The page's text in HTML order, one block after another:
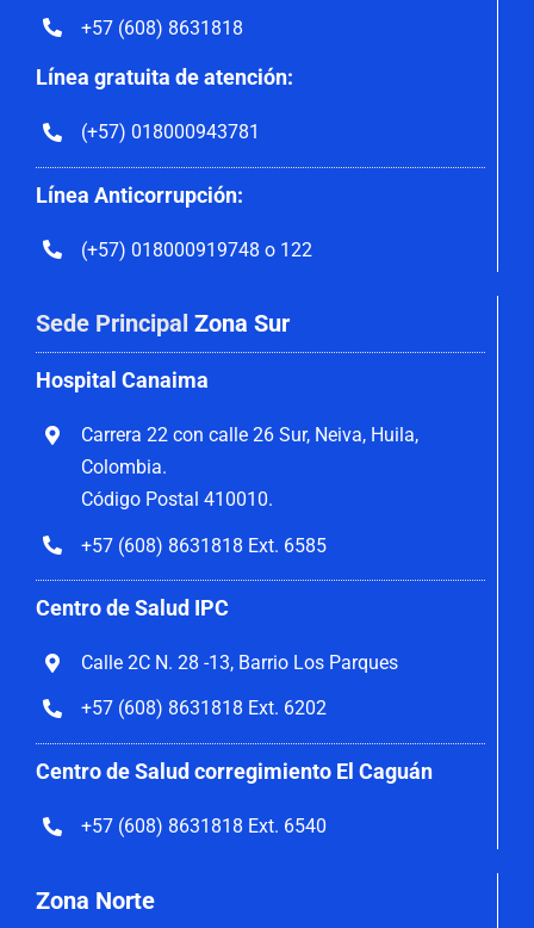
+57 (608) 8631818
Línea gratuita de atención:
(+57) 018000943781
Línea Anticorrupción:
(+57) 018000919748 o 122
Sede Principal Zona Sur
Hospital Canaima
Carrera 22 con calle 26 Sur, Neiva, Huila,
Colombia.
Código Postal 410010.
+57 (608) 8631818 Ext. 6585
Centro de Salud IPC
Calle 2C N. 28 -13, Barrio Los Parques
+57 (608) 8631818 Ext. 6202
Centro de Salud corregimiento El Caguán
+57 (608) 8631818 Ext. 6540
Zona Norte